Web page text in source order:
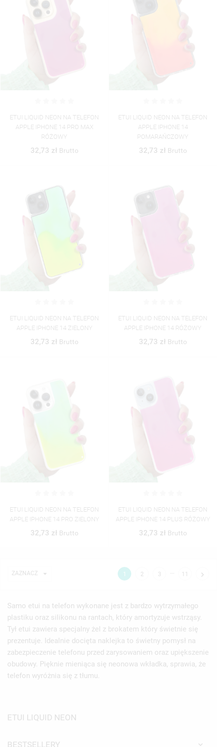
ETUI LIQUID NEON
BESTSELLERY
ETUI LIQUID NEON NA TELEFON
APPLE IPHONE 14 PRO MAX
RÓŻOWY
32,73 zł Brutto
ETUI LIQUID NEON NA TELEFON
APPLE IPHONE 14
POMARAŃCZOWY
32,73 zł Brutto
ETUI LIQUID NEON NA TELEFON
APPLE IPHONE 14 ZIELONY
32,73 zł Brutto
ETUI LIQUID NEON NA TELEFON
APPLE IPHONE 14 RÓŻOWY
32,73 zł Brutto
ETUI LIQUID NEON NA TELEFON
APPLE IPHONE 14 PRO ZIELONY
32,73 zł Brutto
ETUI LIQUID NEON NA TELEFON
APPLE IPHONE 14 PLUS RÓŻOWY
32,73 zł Brutto
ZAZNACZ  1 2 3 … 11 
Samo etui na telefon wykonane jest z bardzo wytrzymałego
plastiku oraz silikonu na rantach, który amortyzuje wstrząsy.
Tył etui zawiera specjalny żel z brokatem który świetnie się
prezentuje. Idealnie docięta naklejka to świetny pomysł na
zabezpieczenie telefonu przed zarysowaniem oraz upiększenie
obudowy. Pięknie mieniąca się neonowa wkładka, sprawia, że
telefon wyróżnia się z tłumu.
MOJE LISTY ŻYCZEŃ
UTWÓRZ NOWĄ LISTĘ
((CONFIRMMESSAGE))
NAZWA LISTY ŻYCZEŃ
MUSISZ BYĆ ZALOGOWANY BY ZAPISAĆ PRODUKTY NA
SWOJEJ LIŚCIE ŻYCZEŃ.